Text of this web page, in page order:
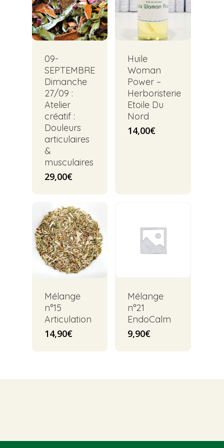
09-
SEPTEMBRE
Dimanche
27/09 :
Atelier
créatif :
Douleurs
articulaires
&
musculaires
29,00€
Huile
Woman
Power –
Herboristerie
Etoile Du
Nord
14,00€
Mélange
n°15
Articulation
14,90€
Mélange
n°21
EndoCalm
9,90€